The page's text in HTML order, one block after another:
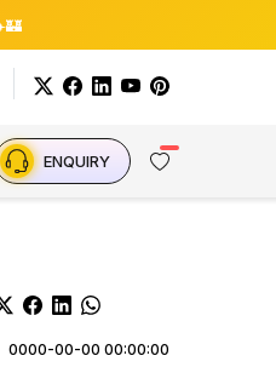
ENQUIRY
0000-00-00 00:00:00